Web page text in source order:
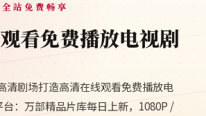
站免费畅享
看免费播放电视剧
清剧场打造高清在线观看免费播放电
：万部精品片库每日上新，1080P /